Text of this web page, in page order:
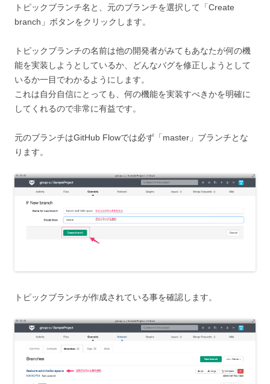
トピックブランチ名と、元のブランチを選択して「Create
branch」ボタンをクリックします。
トピックブランチの名前は他の開発者がみてもあなたが何の機
能を実装しようとしているか、どんなバグを修正しようとして
いるか一目でわかるようにします。
これは自分自信にとっても、何の機能を実装すべきかを明確に
してくれるので非常に有益です。
元のブランチはGitHub Flowでは必ず「master」ブランチとな
ります。
トピックブランチが作成されている事を確認します。